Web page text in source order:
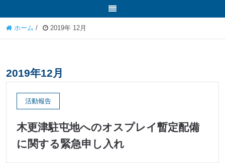
ホーム / 2019年 12月
2019年12月
活動報告
木更津駐屯地へのオスプレイ暫定配備
に関する緊急申し入れ